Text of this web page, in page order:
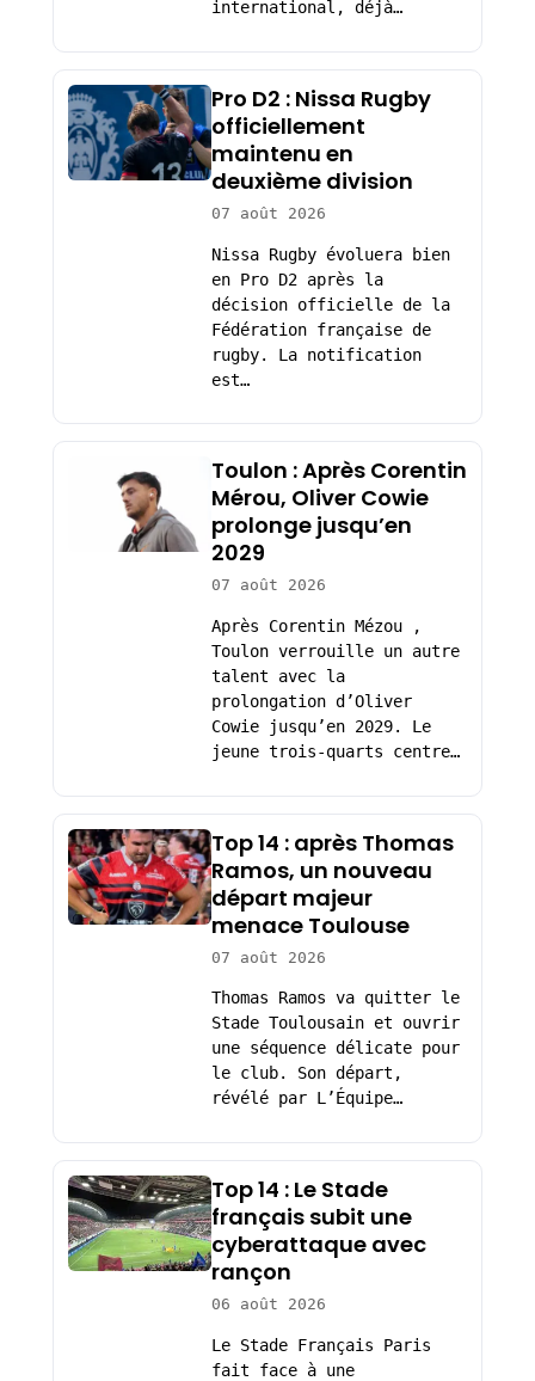
international, déjà…
Pro D2 : Nissa Rugby
officiellement
maintenu en
deuxième division
07 août 2026
Nissa Rugby évoluera bien
en Pro D2 après la
décision officielle de la
Fédération française de
rugby. La notification
est…
Toulon : Après Corentin
Mérou, Oliver Cowie
prolonge jusqu’en
2029
07 août 2026
Après Corentin Mézou ,
Toulon verrouille un autre
talent avec la
prolongation d’Oliver
Cowie jusqu’en 2029. Le
jeune trois-quarts centre…
Top 14 : après Thomas
Ramos, un nouveau
départ majeur
menace Toulouse
07 août 2026
Thomas Ramos va quitter le
Stade Toulousain et ouvrir
une séquence délicate pour
le club. Son départ,
révélé par L’Équipe…
Top 14 : Le Stade
français subit une
cyberattaque avec
rançon
06 août 2026
Le Stade Français Paris
fait face à une